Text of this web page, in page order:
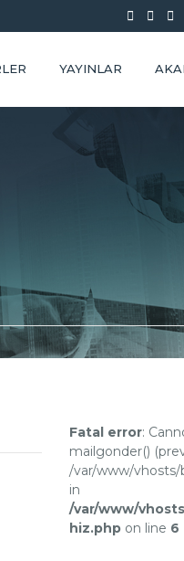
YAYINLAR
Fatal error:
mailgonder()
/var/www/vhosts/
in
/var/www/
hiz.php on line 6